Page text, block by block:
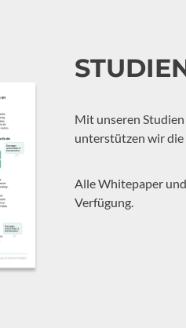
Mit unseren
unterstützen wir die
Alle Whitepaper
Verfügung.